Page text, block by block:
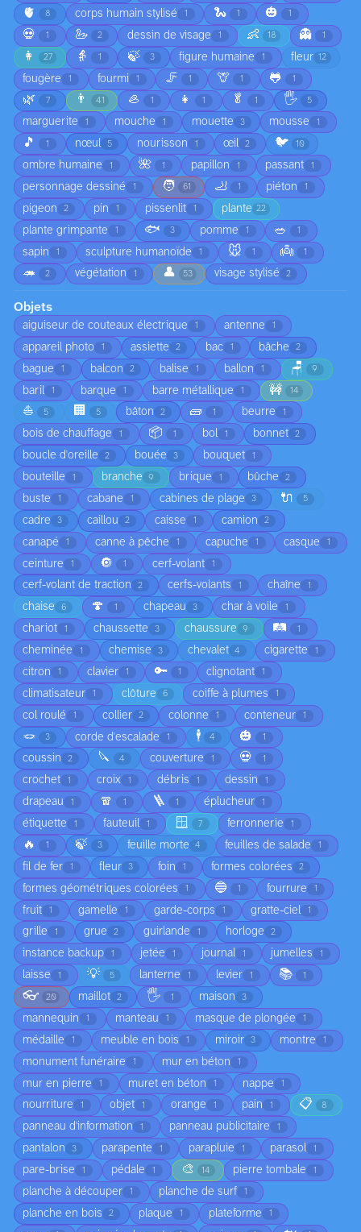
🫀 8 corps humain stylisé 1 🐍 1 🎃 1
💀 1 🦢 2 dessin de visage 1 👶 18 👻 1
👩 27 👵 1 🍃 3 figure humaine 1 fleur 12
fougère 1 fourmi 1 🦵 1 🦒 1 🐸 1
🌿 7 👨 41 🦪 1 👧 1 🥬 1 🖐️ 5
marguerite 1 mouche 1 mouette 3 mousse 1
🎵 1 nœul 5 nourisson 1 œil 2 🐦 10
ombre humaine 1 🌺 1 papillon 1 passant 1
personnage dessiné 1 🧑 61 🦶 1 piéton 1
pigeon 2 pin 1 pissenlit 1 plante 22
plante grimpante 1 🐟 3 pomme 1 🥗 1
sapin 1 sculpture humanoïde 1 🐭 1 👼 1
🦔 2 végétation 1 👤 53 visage stylisé 2
Objets
aiguiseur de couteaux électrique 1 antenne 1
appareil photo 1 assiette 2 bac 1 bâche 2
bague 1 balcon 2 balise 1 ballon 1 🪑 9
baril 1 barque 1 barre métallique 1 🚧 14
⛵ 5 🏢 5 bâton 2 🧱 1 beurre 1
bois de chauffage 1 📦 1 bol 1 bonnet 2
boucle d'oreille 2 bouée 3 bouquet 1
bouteille 1 branche 9 brique 1 bûche 2
buste 1 cabane 1 cabines de plage 3 🔌 5
cadre 3 caillou 2 caisse 1 camion 2
canapé 1 canne à pêche 1 capuche 1 casque 1
ceinture 1 🔘 1 cerf-volant 1
cerf-volant de traction 2 cerfs-volants 1 chaîne 1
chaise 6 🍄 1 chapeau 3 char à voile 1
chariot 1 chaussette 3 chaussure 9 🛤️ 1
cheminée 1 chemise 3 chevalet 4 cigarette 1
citron 1 clavier 1 🔑 1 clignotant 1
climatisateur 1 clôture 6 coiffe à plumes 1
col roulé 1 collier 2 colonne 1 conteneur 1
🪢 3 corde d'escalade 1 🕴️ 4 🎃 1
coussin 2 🔪 4 couverture 1 💀 1
crochet 1 croix 1 débris 1 dessin 1
drapeau 1 🧣 1 🪜 1 éplucheur 1
étiquette 1 fauteuil 1 🪟 7 ferronnerie 1
🔥 1 🍃 3 feuille morte 4 feuilles de salade 1
fil de fer 1 fleur 3 foin 1 formes colorées 2
formes géométriques colorées 1 🔵 1 fourrure 1
fruit 1 gamelle 1 garde-corps 1 gratte-ciel 1
grille 1 grue 2 guirlande 1 horloge 2
instance backup 1 jetée 1 journal 1 jumelles 1
laisse 1 💡 5 lanterne 1 levier 1 📚 1
👓 20 maillot 2 🖐️ 1 maison 3
mannequin 1 manteau 1 masque de plongée 1
médaille 1 meuble en bois 1 miroir 3 montre 1
monument funéraire 1 mur en béton 1
mur en pierre 1 muret en béton 1 nappe 1
nourriture 1 objet 1 orange 1 pain 1 📋 8
panneau d'information 1 panneau publicitaire 1
pantalon 3 parapente 1 parapluie 1 parasol 1
pare-brise 1 pédale 1 🎨 14 pierre tombale 1
planche à découper 1 planche de surf 1
planche en bois 2 plaque 1 plateforme 1